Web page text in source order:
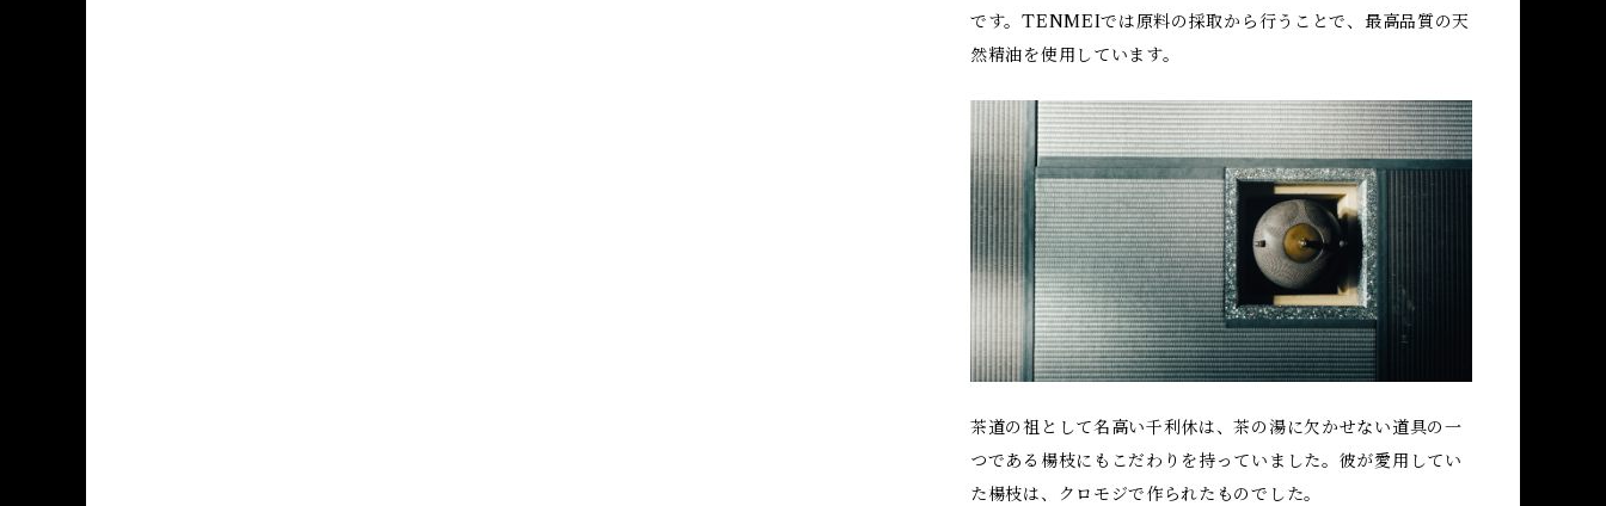
です。TENMEIでは原料の採取から行うことで、最高品質の天
然精油を使用しています。
茶道の祖として名高い千利休は、茶の湯に欠かせない道具の一
つである楊枝にもこだわりを持っていました。彼が愛用してい
た楊枝は、クロモジで作られたものでした。